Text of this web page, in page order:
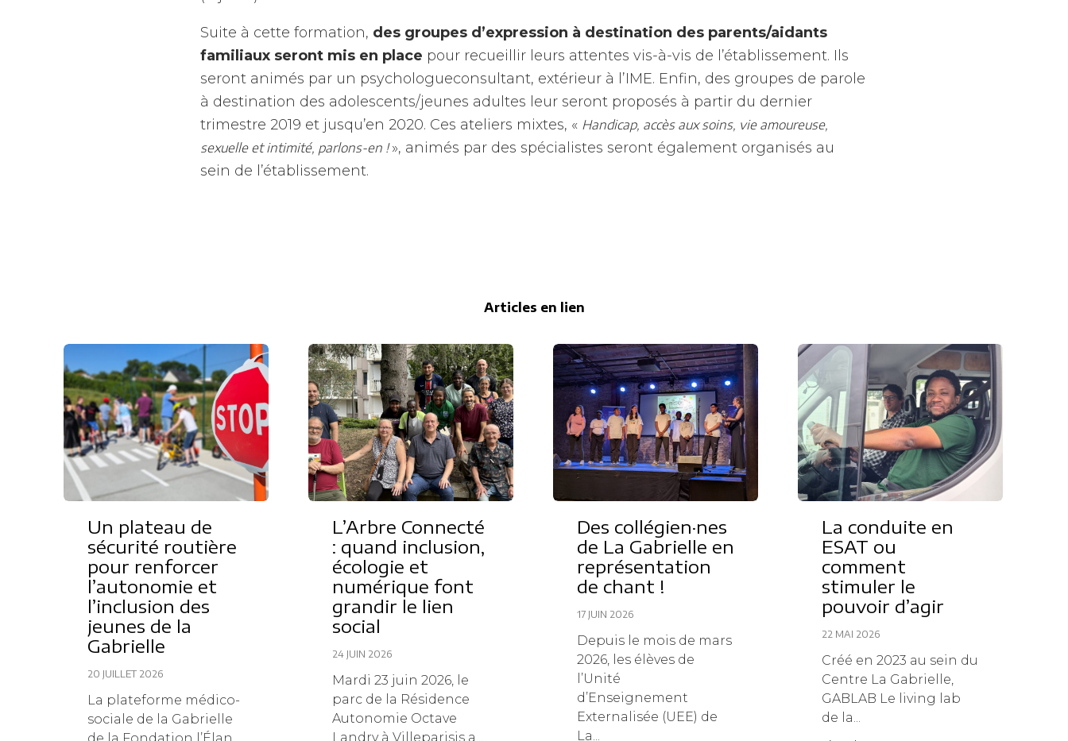
Suite à cette formation, des groupes d’expression à destination des parents/aidants
familiaux seront mis en place pour recueillir leurs attentes vis-à-vis de l’établissement. Ils
seront animés par un psychologueconsultant, extérieur à l’IME. Enfin, des groupes de parole
à destination des adolescents/jeunes adultes leur seront proposés à partir du dernier
trimestre 2019 et jusqu’en 2020. Ces ateliers mixtes, « Handicap, accès aux soins, vie amoureuse,
sexuelle et intimité, parlons-en !», animés par des spécialistes seront également organisés au
sein de l’établissement.
Articles en lien
Un plateau de
sécurité routière
pour renforcer
l’autonomie et
l’inclusion des
jeunes de la
Gabrielle
20 JUILLET 2026
La plateforme médico-
sociale de la Gabrielle
L’Arbre Connecté
: quand inclusion,
écologie et
numérique font
grandir le lien
social
24 JUIN 2026
Mardi 23 juin 2026, le
parc de la Résidence
Autonomie Octave
Landry à Villeparisis a...
Des collégien·nes
de La Gabrielle en
représentation
de chant !
17 JUIN 2026
Depuis le mois de mars
2026, les élèves de
l’Unité
d’Enseignement
Externalisée (UEE) de
La...
La conduite en
ESAT ou
comment
stimuler le
pouvoir d’agir
22 MAI 2026
Créé en 2023 au sein du
Centre La Gabrielle,
GABLAB Le living lab
de la...